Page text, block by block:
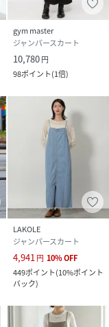
gym master
ジャンパースカート
10,780円
98ポイント(1倍)
LAKOLE
ジャンパースカート
4,941円 10%OFF
449ポイント(10%ポイント
バック)